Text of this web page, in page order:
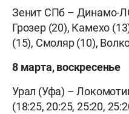
Зенит СПб – Динамо-
Грозер (20), Камехо
(15), Смоляр (10),
8 марта, воскресенье
Урал (Уфа) –
(18:25, 20:25, 25:20,